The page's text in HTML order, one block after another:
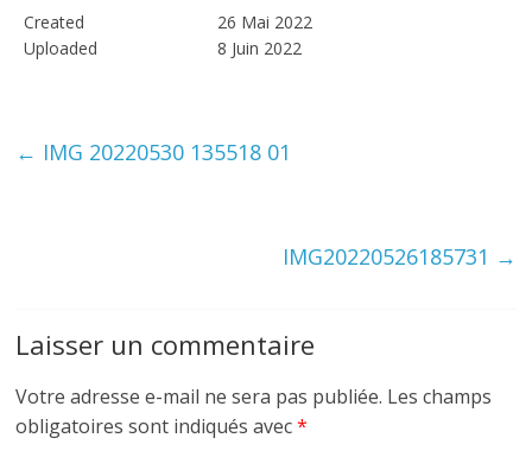
Created
26 Mai 2022
Uploaded
8 Juin 2022
← IMG 20220530 135518 01
IMG20220526185731 →
Laisser un commentaire
Votre adresse e-mail ne sera pas publiée. Les champs
obligatoires sont indiqués avec*